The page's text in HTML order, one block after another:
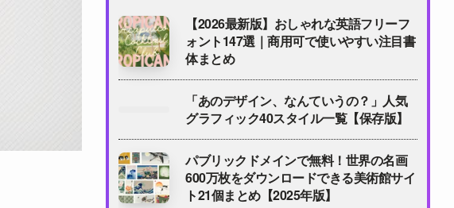
【2026最新版】おしゃれな英語フリーフ
ォント147選｜商用可で使いやすい注目書
体まとめ
「あのデザイン、なんていうの？」人気
グラフィック40スタイル一覧【保存版】
パブリックドメインで無料！世界の名画
600万枚をダウンロードできる美術館サイ
ト21個まとめ【2025年版】